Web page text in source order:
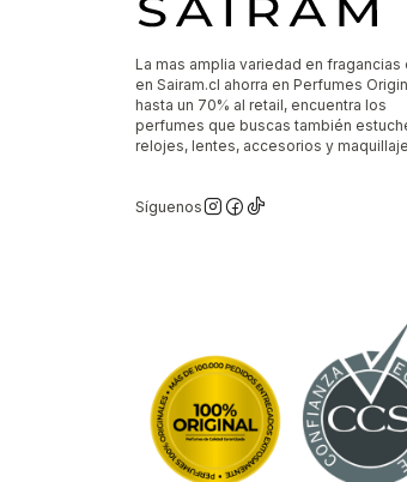
La mas amplia variedad en fragancias
en Sairam.cl ahorra en Perfumes
hasta un 70% al retail, encuentra los
perfumes que buscas también
relojes, lentes, accesorios y
Síguenos